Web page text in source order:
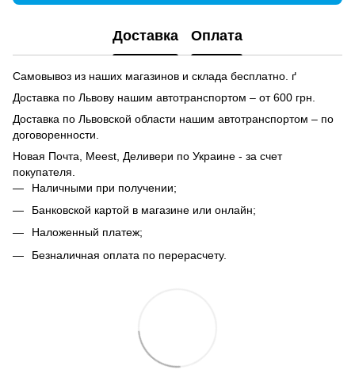
Доставка Оплата
Самовывоз из наших магазинов и склада бесплатно. ґ
Доставка по Львову нашим автотранспортом – от 600 грн.
Доставка по Львовской области нашим автотранспортом – по
договоренности.
Новая Почта, Meest, Деливери по Украине - за счет
покупателя.
Наличными при получении;
Банковской картой в магазине или онлайн;
Наложенный платеж;
Безналичная оплата по перерасчету.